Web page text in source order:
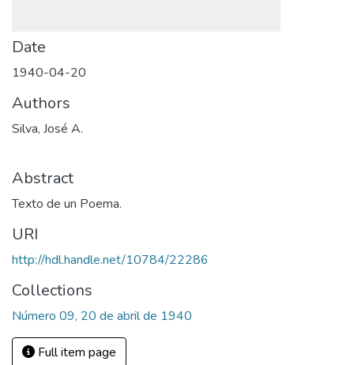
Date
1940-04-20
Authors
Silva, José A.
Abstract
Texto de un Poema.
URI
http://hdl.handle.net/10784/22286
Collections
Número 09, 20 de abril de 1940
Full item page